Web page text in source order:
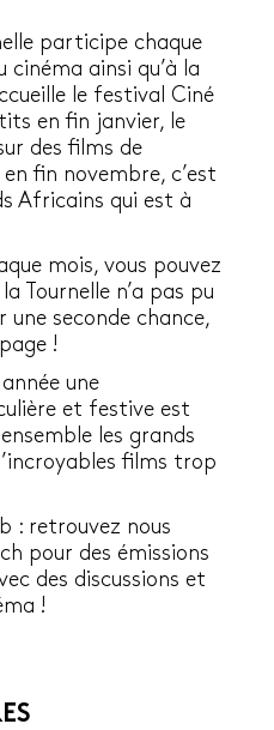
participe chaque
ainsi qu’à la
le festival Ciné
en fin janvier, le
des films de
fin novembre, c’est
Africains qui est à
mois, vous pouvez
Tournelle n’a pas pu
une seconde chance,
!
une
et festive est
les grands
films trop
: retrouvez nous
pour des émissions
des discussions et
!